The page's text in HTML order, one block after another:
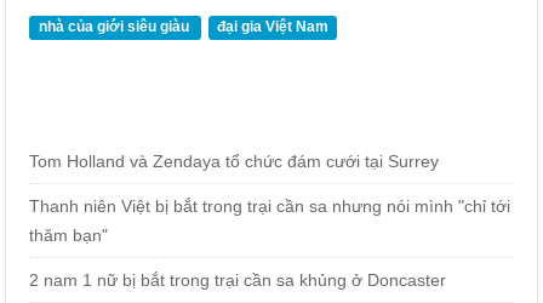
nhà của giới siêu giàu đại gia Việt Nam
Tom Holland và Zendaya tổ chức đám cưới tại Surrey
Thanh niên Việt bị bắt trong trại cần sa nhưng nói mình "chỉ tới
thăm bạn"
2 nam 1 nữ bị bắt trong trại cần sa khủng ở Doncaster